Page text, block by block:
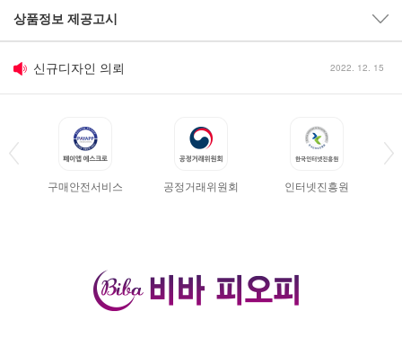
상품정보 제공고시
반품 · 환불시 유의사항
신규디자인 의뢰
세금계산서 발행요청 2011. 01. 24
반품 · 환불시 유의사항
구매안전서비스 공정거래위원회 인터넷진흥원